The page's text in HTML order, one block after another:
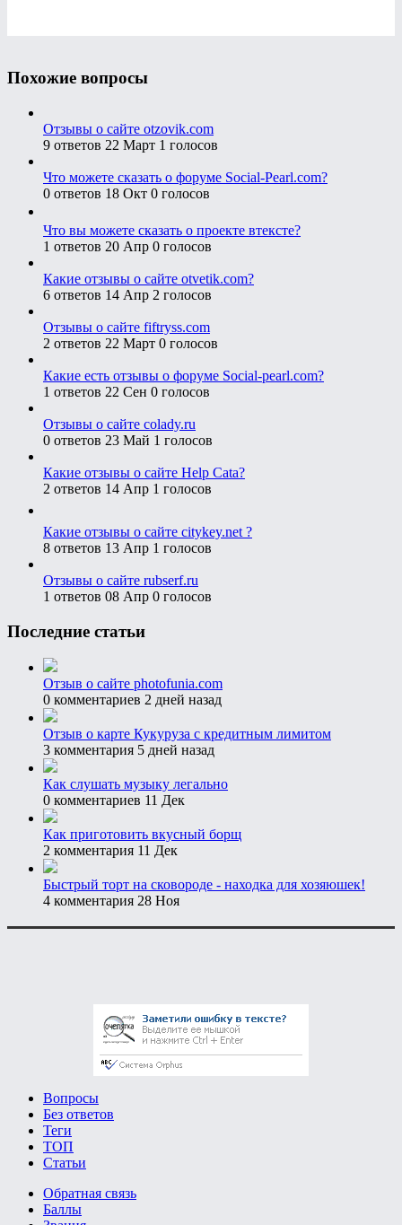
Похожие вопросы
Отзывы о сайте otzovik.com
9 ответов 22 Март 1 голосов
Что можете сказать о форуме Social-Pearl.com?
0 ответов 18 Окт 0 голосов
Что вы можете сказать о проекте втексте?
1 ответов 20 Апр 0 голосов
Какие отзывы о сайте otvetik.com?
6 ответов 14 Апр 2 голосов
Отзывы о сайте fiftryss.com
2 ответов 22 Март 0 голосов
Какие есть отзывы о форуме Social-pearl.com?
1 ответов 22 Сен 0 голосов
Отзывы о сайте colady.ru
0 ответов 23 Май 1 голосов
Какие отзывы о сайте Help Cata?
2 ответов 14 Апр 1 голосов
Какие отзывы о сайте citykey.net ?
8 ответов 13 Апр 1 голосов
Отзывы о сайте rubserf.ru
1 ответов 08 Апр 0 голосов
Последние статьи
Отзыв о сайте photofunia.com
0 комментариев 2 дней назад
Отзыв о карте Кукуруза с кредитным лимитом
3 комментария 5 дней назад
Как слушать музыку легально
0 комментариев 11 Дек
Как приготовить вкусный борщ
2 комментария 11 Дек
Быстрый торт на сковороде - находка для хозяюшек!
4 комментария 28 Ноя
Вопросы
Без ответов
Теги
ТОП
Статьи
Обратная связь
Баллы